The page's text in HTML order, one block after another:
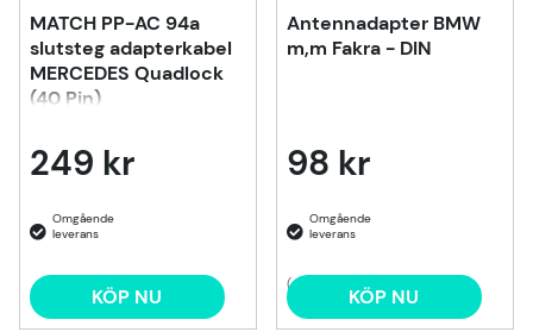
MATCH PP-AC 94a
slutsteg adapterkabel
MERCEDES Quadlock
(40 Pin)
249 kr
KÖP NU
Antennadapter BMW
m,m Fakra - DIN
98 kr
(4) KÖP NU